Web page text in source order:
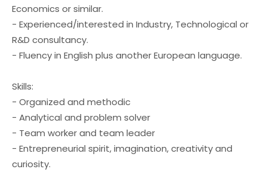
Economics or similar.
- Experienced/interested in Industry, Technological or
R&D consultancy.
- Fluency in English plus another European language.
Skills:
- Organized and methodic
- Analytical and problem solver
- Team worker and team leader
- Entrepreneurial spirit, imagination, creativity and
curiosity.